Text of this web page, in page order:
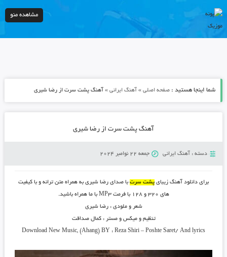
مشاهده منو
شما اینجا هستید : صفحه اصلی» آهنگ ایرانی» آهنگ پشت سرت از رضا شیری
آهنگ پشت سرت از رضا شیری
دسته : آهنگ ایرانی جمعه 22 نوامبر 2024
برای دانلود آهنگ زیبای پشت سرتبا صدای رضا شیری به همراه متن ترانه و با کیفیت
های ۳۲۰ و ۱۲۸ با فرمت MP3 با ما همراه باشید.
شعر و ملودی :رضا شیری
تنظیم و میکس و مستر :کمال صداقت
Download New Music, (Ahang) BY : Reza Shiri – Poshte Saret/ And lyrics